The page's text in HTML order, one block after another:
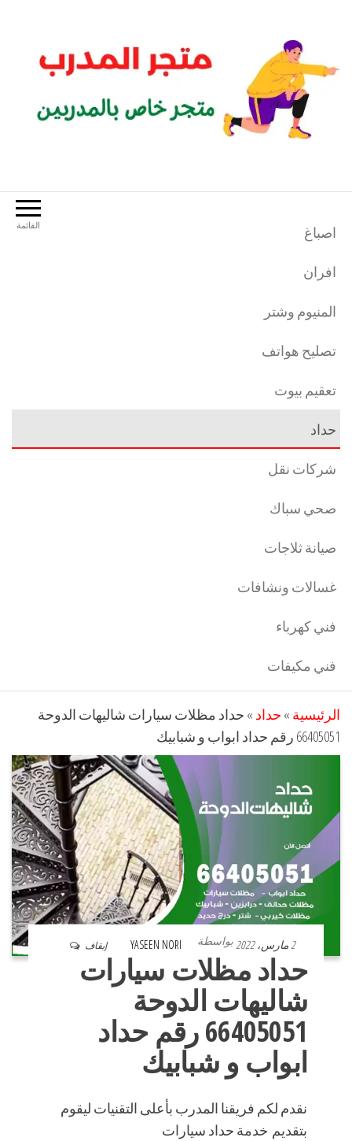
القائمة اصباغ
افران
المنيوم وشتر
تصليح هواتف
تعقيم بيوت
حداد
شركات نقل
صحي سباك
صيانة ثلاجات
غسالات ونشافات
فني كهرباء
فني مكيفات
الرئيسية » حداد » حداد مظلات سيارات شاليهات الدوحة
66405051 رقم حداد ابواب و شبابيك
2 مارس، 2022 بواسطة YASEEN NORI إيقاف
حداد مظلات سيارات
شاليهات الدوحة
66405051 رقم حداد
ابواب و شبابيك
نقدم لكم فريقنا المدرب بأعلى التقنيات ليقوم
بتقديم خدمة حداد سيارات